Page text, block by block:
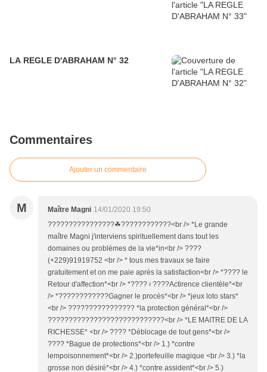
LA REGLE D'ABRAHAM N° 32
Commentaires
Ajouter un commentaire
M Maître Magni 14/01/2020 19:50
????????????????☘????????????<br /> *Le grande
maître Magni j'interviens spirituellement dans tout les
domaines ou problèmes de la vie*in<br /> ????
(+229)91919752 <br /> * tous mes travaux se faire
gratuitement et on me paie après la satisfaction<br /> *???? le
Retour d'affection*<br /> *????‍♀????Actirence clientèle*<br
/> *????????‍????Gagner le procès*<br /> *jeux loto stars*
<br /> ????‍????‍????‍???? *la protection général*<br />
????????????????????????????<br /> *LE MAITRE DE LA
RICHESSE* <br /> ???? *Déblocage de tout gens*<br />
???? *Bague de protections*<br /> 1.) *contre
lempoisonnement*<br /> 2.)portefeuille magique <br /> 3.) *la
grosse non désiré*<br /> 4.) *contre assident*<br /> 5.)